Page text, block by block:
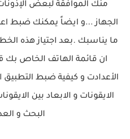
منك الموافقة لبعض
الجهاز ...و ايضاً يمكنك ضبط
ما يناسبك .بعد اجتياز هذه
ان قائمة الهاتف الخاص بك
الأعدادت و كيفية ضبط
الايقونات و الابعاد بين
البحث و